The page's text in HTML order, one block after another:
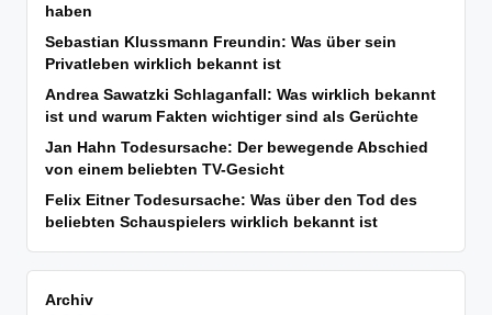
haben
Sebastian Klussmann Freundin: Was über sein
Privatleben wirklich bekannt ist
Andrea Sawatzki Schlaganfall: Was wirklich bekannt
ist und warum Fakten wichtiger sind als Gerüchte
Jan Hahn Todesursache: Der bewegende Abschied
von einem beliebten TV-Gesicht
Felix Eitner Todesursache: Was über den Tod des
beliebten Schauspielers wirklich bekannt ist
Archiv